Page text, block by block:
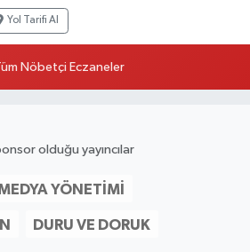
Yol Tarifi Al
Nöbetçi Eczaneler
olduğu yayıncılar
YÖNETIMI
DURU VE DORUK